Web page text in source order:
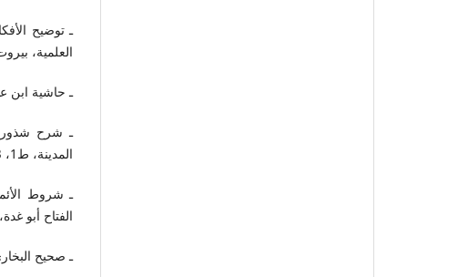
ـ توضيح
العلمية، بيروت،
ـ حاشية ابن
ـ شرح شذور
المدينة، ط1، 1423هـ.
ـ شروط
الفتاح أبو
ـ صحيح